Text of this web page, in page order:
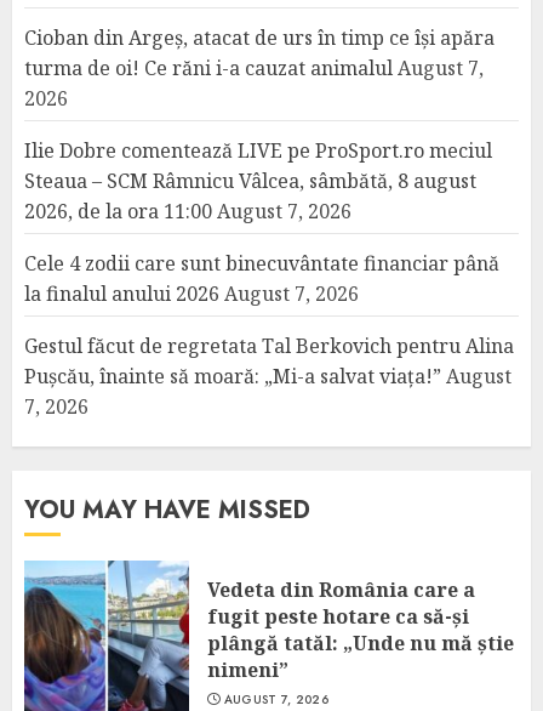
Cioban din Argeș, atacat de urs în timp ce își apăra
turma de oi! Ce răni i-a cauzat animalulAugust 7,
2026
Ilie Dobre comentează LIVE pe ProSport.ro meciul
Steaua – SCM Râmnicu Vâlcea, sâmbătă, 8 august
2026, de la ora 11:00August 7, 2026
Cele 4 zodii care sunt binecuvântate financiar până
la finalul anului 2026 August 7, 2026
Gestul făcut de regretata Tal Berkovich pentru Alina
Pușcău, înainte să moară: „Mi-a salvat viața!” August
7, 2026
YOU MAY HAVE MISSED
Vedeta din România care a
fugit peste hotare ca să-și
plângă tatăl: „Unde nu mă știe
nimeni”
AUGUST 7, 2026